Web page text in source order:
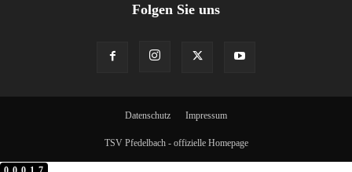
Folgen Sie uns
Datenschutz Impressum
TSV Pfedelbach - offizielle Homepage